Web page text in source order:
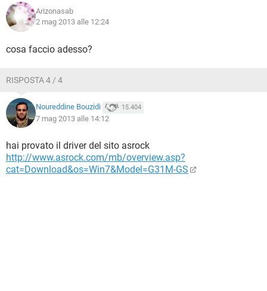
Arizonasab
2 mag 2013 alle 12:24
cosa faccio adesso?
RISPOSTA 4 / 4
Noureddine Bouzidi 15.404
7 mag 2013 alle 14:12
hai provato il driver del sito asrock
http://www.asrock.com/mb/overview.asp?
cat=Download&os=Win7&Model=G31M-GS